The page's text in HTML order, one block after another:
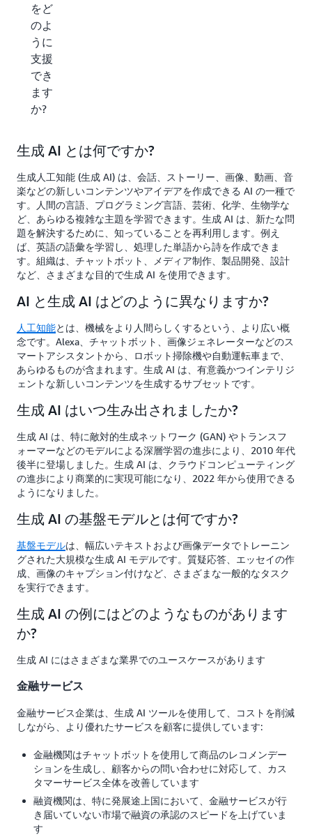
をど
のよ
うに
支援
でき
ます
か?
生成 AI とは何ですか?
生成人工知能 (生成 AI) は、会話、ストーリー、画像、動画、音
楽などの新しいコンテンツやアイデアを作成できる AI の一種で
す。人間の言語、プログラミング言語、芸術、化学、生物学な
ど、あらゆる複雑な主題を学習できます。生成 AI は、新たな問
題を解決するために、知っていることを再利用します。例え
ば、英語の語彙を学習し、処理した単語から詩を作成できま
す。組織は、チャットボット、メディア制作、製品開発、設計
など、さまざまな目的で生成 AI を使用できます。
AI と生成 AI はどのように異なりますか?
人工知能とは、機械をより人間らしくするという、より広い概
念です。Alexa、チャットボット、画像ジェネレーターなどのス
マートアシスタントから、ロボット掃除機や自動運転車まで、
あらゆるものが含まれます。生成 AI は、有意義かつインテリジ
ェントな新しいコンテンツを生成するサブセットです。
生成 AI はいつ生み出されましたか?
生成 AI は、特に敵対的生成ネットワーク (GAN) やトランスフ
ォーマーなどのモデルによる深層学習の進歩により、2010 年代
後半に登場しました。生成 AI は、クラウドコンピューティング
の進歩により商業的に実現可能になり、2022 年から使用できる
ようになりました。
生成 AI の基盤モデルとは何ですか?
基盤モデルは、幅広いテキストおよび画像データでトレーニン
グされた大規模な生成 AI モデルです。質疑応答、エッセイの作
成、画像のキャプション付けなど、さまざまな一般的なタスク
を実行できます。
生成 AI の例にはどのようなものがあります
か?
生成 AI にはさまざまな業界でのユースケースがあります
金融サービス
金融サービス企業は、生成 AI ツールを使用して、コストを削減
しながら、より優れたサービスを顧客に提供しています:
金融機関はチャットボットを使用して商品のレコメンデー
ションを生成し、顧客からの問い合わせに対応して、カス
タマーサービス全体を改善しています
融資機関は、特に発展途上国において、金融サービスが行
き届いていない市場で融資の承認のスピードを上げていま
す